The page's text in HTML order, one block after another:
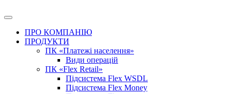
ПРО КОМПАНІЮ
ПРОДУКТИ
ПК «Платежі населення»
Види операцій
ПК «Flex Retail»
Підсистема Flex WSDL
Підсистема Flex Money